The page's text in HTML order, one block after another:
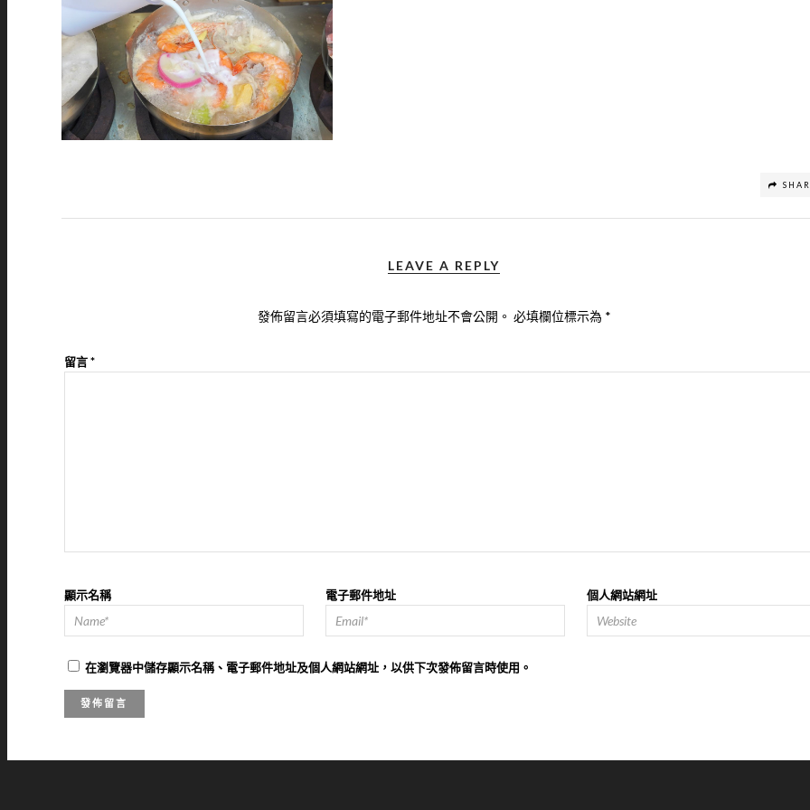
LEAVE A REPLY
發佈留言必須填寫的電子郵件地址不會公開。 必填欄位標示為 *
留言*
顯示名稱 電子郵件地址 個人網站網址
在瀏覽器中儲存顯示名稱、電子郵件地址及個人網站網址，以供下次發佈留言時使用。